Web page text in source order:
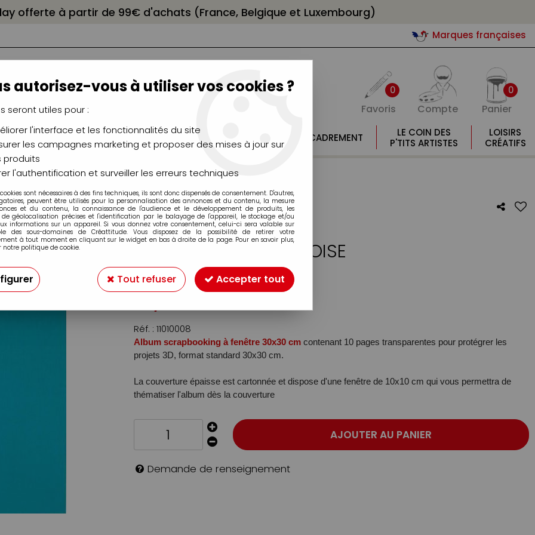
offerte à partir de 99€ d'achats (France, Belgique et Luxembourg)
Marques françaises
0
Favoris Compte
0
Panier
CHÂSSIS
CHEVALETS
AÉROGRAPHIE
MODÉLISME
MOULAGE
ENCADREMENT
LE COIN DES
P'TITS ARTISTES
LOISIRS
CRÉATIFS
d'or >ALBUM 30X30 TURQUOISE
ALBUM 30X30 TURQUOISE
Soyez le premier à donner votre avis !
21,50 €
Réf. : 11010008
Album scrapbooking à fenêtre 30x30 cm contenant 10 pages transparentes pour protégrer les
projets 3D, format standard 30x30 cm.
La couverture épaisse est cartonnée et dispose d'une fenêtre de 10x10 cm qui vous permettra de
thématiser l'album dès la couverture
AJOUTER AU PANIER
Demande de renseignement
autorisez-vous à utiliser vos cookies ?
seront utiles pour :
l'interface et les fonctionnalités du site
les campagnes marketing et proposer des mises à jour sur
produits
l'authentification et surveiller les erreurs techniques
sont nécessaires à des fins techniques, ils sont donc dispensés de consentement. D'autres,
peuvent être utilisés pour la personnalisation des annonces et du contenu, la mesure
et du contenu, la connaissance de l'audience et le développement de produits, les
de géolocalisation précises et l'identification par le balayage de l'appareil, le stockage et/ou
informations sur un appareil. Si vous donnez votre consentement, celui-ci sera valable sur
des sous-domaines de Créattitude. Vous disposez de la possibilité de retirer votre
à tout moment en cliquant sur le widget en bas à droite de la page. Pour en savoir plus,
notre politique de cookie.
Tout refuser Accepter tout